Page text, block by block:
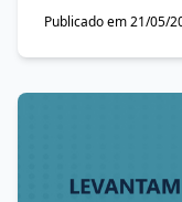
de Cooperação
Publicado em 21/05/